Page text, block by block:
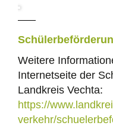
Weitere
Internetseite der
Landkreis Vechta:
https://
verkehr/